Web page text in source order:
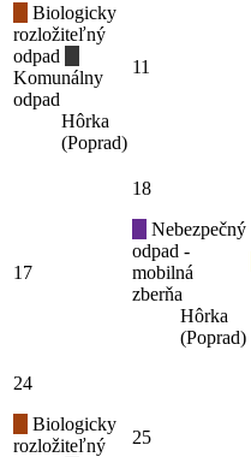
Biologicky
rozložiteľný
odpad
Komunálny
odpad
Hôrka
(Poprad)
11
17
18
Nebezpečný
odpad -
mobilná
zberňa
Hôrka
(Poprad)
24
Biologicky
rozložiteľný
25